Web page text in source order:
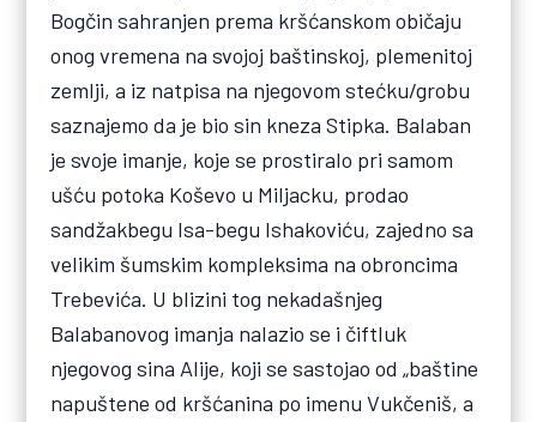
Bogčin sahranjen prema kršćanskom običaju
onog vremena na svojoj baštinskoj, plemenitoj
zemlji, a iz natpisa na njegovom stećku/grobu
saznajemo da je bio sin kneza Stipka. Balaban
je svoje imanje, koje se prostiralo pri samom
ušću potoka Koševo u Miljacku, prodao
sandžakbegu Isa-begu Ishakoviću, zajedno sa
velikim šumskim kompleksima na obroncima
Trebevića. U blizini tog nekadašnjeg
Balabanovog imanja nalazio se i čiftluk
njegovog sina Alije, koji se sastojao od „baštine
napuštene od kršćanina po imenu Vukčeniš, a